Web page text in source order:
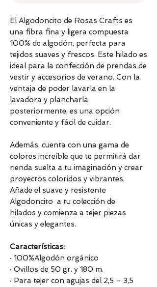
El Algodoncito de Rosas Crafts es
una fibra fina y ligera compuesta
100% de algodón, perfecta para
tejidos suaves y frescos. Este hilado es
ideal para la confección de prendas de
vestir y accesorios de verano. Con la
ventaja de poder lavarla en la
lavadora y plancharla
posteriormente, es una opción
conveniente y fácil de cuidar.
Además, cuenta con una gama de
colores increíble que te permitirá dar
rienda suelta a tu imaginación y crear
proyectos coloridos y vibrantes.
Añade el suave y resistente
Algodoncito a tu colección de
hilados y comienza a tejer piezas
únicas y elegantes.
Características:
· 100%Algodón orgánico
· Ovillos de 50 gr. y 180 m.
· Para tejer con agujas del 2,5 – 3,5